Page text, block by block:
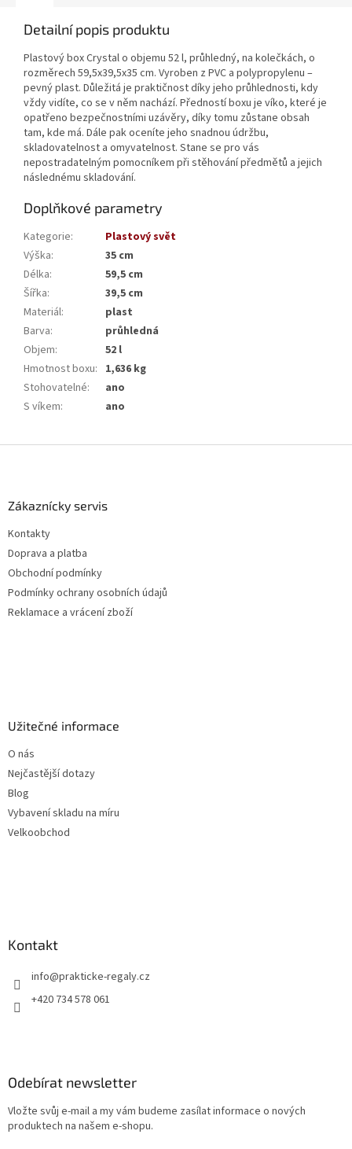
Detailní popis produktu
Plastový box Crystal o objemu 52 l, průhledný, na kolečkách, o
rozměrech 59,5x39,5x35 cm. Vyroben z PVC a polypropylenu –
pevný plast. Důležitá je praktičnost díky jeho průhlednosti, kdy
vždy vidíte, co se v něm nachází. Předností boxu je víko, které je
opatřeno bezpečnostními uzávěry, díky tomu zůstane obsah
tam, kde má. Dále pak oceníte jeho snadnou údržbu,
skladovatelnost a omyvatelnost. Stane se pro vás
nepostradatelným pomocníkem při stěhování předmětů a jejich
následnému skladování.
Doplňkové parametry
Kategorie:
Plastový svět
Výška:
35 cm
Délka:
59,5 cm
Šířka:
39,5 cm
Materiál:
plast
Barva:
průhledná
Objem:
52 l
Hmotnost boxu: 1,636 kg
Stohovatelné:
ano
S víkem: ano
Zákaznícky servis
Kontakty
Doprava a platba
Obchodní podmínky
Podmínky ochrany osobních údajů
Reklamace a vrácení zboží
Užitečné informace
O nás
Nejčastější dotazy
Blog
Vybavení skladu na míru
Velkoobchod
Kontakt
info@prakticke-regaly.cz
+420 734 578 061
Odebírat newsletter
Vložte svůj e-mail a my vám budeme zasílat informace o nových
produktech na našem e-shopu.